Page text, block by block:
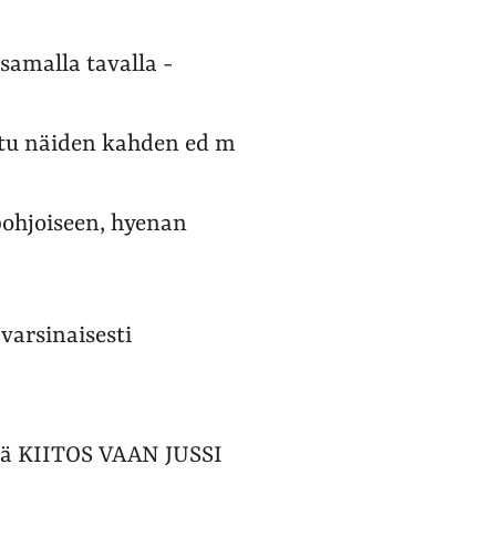
tavalla -
näiden kahden ed m
hyenan
VAAN JUSSI